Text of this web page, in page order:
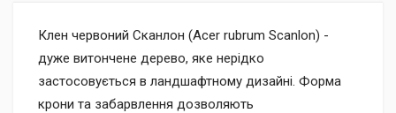
Клен червоний Сканлон (Acer rubrum Scanlon) -
дуже витончене дерево, яке нерідко
застосовується в ландшафтному дизайні. Форма
крони та забарвлення дозволяють